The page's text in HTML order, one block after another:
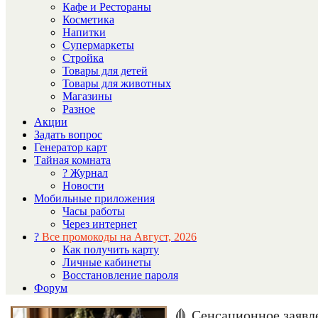
Кафе и Рестораны
Косметика
Напитки
Супермаркеты
Стройка
Товары для детей
Товары для животных
Магазины
Разное
Акции
Задать вопрос
Генератор карт
Тайная комната
? Журнал
Новости
Мобильные приложения
Часы работы
Через интернет
? Все промокоды на Август, 2026
Как получить карту
Личные кабинеты
Восстановление пароля
Форум